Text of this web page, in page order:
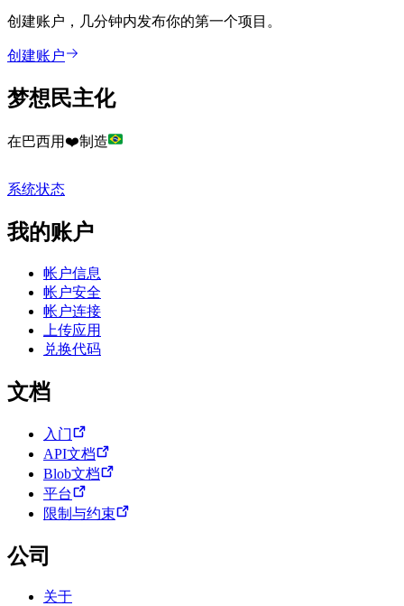
创建账户，几分钟内发布你的第一个项目。
创建账户
梦想民主化
在巴西用❤️制造
系统状态
我的账户
帐户信息
帐户安全
帐户连接
上传应用
兑换代码
文档
入门
API文档
Blob文档
平台
限制与约束
公司
关于